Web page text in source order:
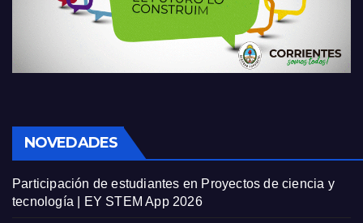
NOVEDADES
Participación de estudiantes en Proyectos de ciencia y
tecnología | EY STEM App 2026